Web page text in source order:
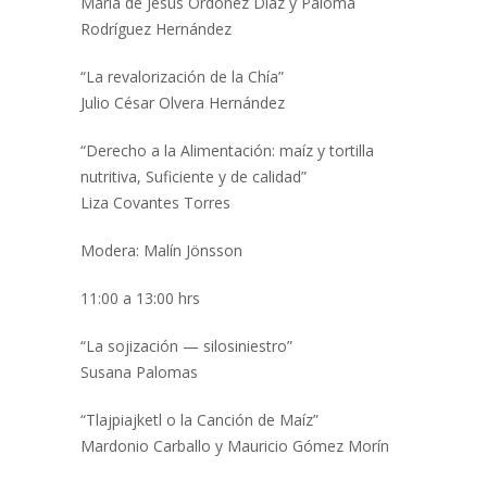
Rodríguez Hernández
“La revalorización de la Chía”
Julio César Olvera Hernández
“Derecho a la Alimentación: maíz y tortilla
nutritiva, Suficiente y de calidad”
Liza Covantes Torres
Modera: Malín Jönsson
11:00 a 13:00 hrs
“La sojización — silosiniestro”
Susana Palomas
“Tlajpiajketl o la Canción de Maíz”
Mardonio Carballo y Mauricio Gómez Morín